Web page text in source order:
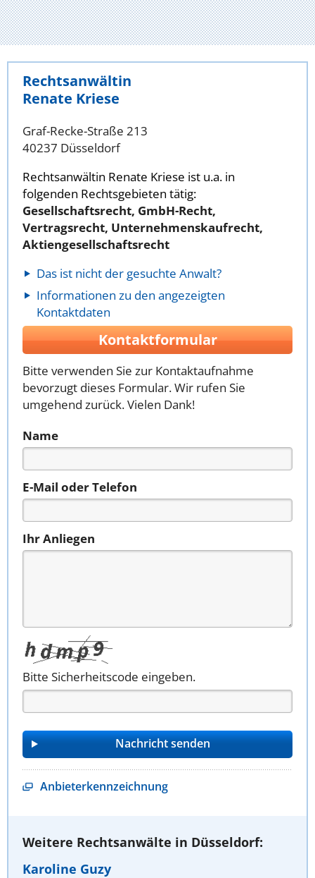
Rechtsanwältin
Renate Kriese
Graf-Recke-Straße 213
40237 Düsseldorf
Rechtsanwältin Renate Kriese ist u.a. in
folgenden Rechtsgebieten tätig:
Gesellschaftsrecht, GmbH-Recht,
Vertragsrecht, Unternehmenskaufrecht,
Aktiengesellschaftsrecht
Das ist nicht der gesuchte Anwalt?
Informationen zu den angezeigten
Kontaktdaten
Kontaktformular
Bitte verwenden Sie zur Kontaktaufnahme
bevorzugt dieses Formular. Wir rufen Sie
umgehend zurück. Vielen Dank!
Name
E-Mail oder Telefon
Ihr Anliegen
Bitte Sicherheitscode eingeben.
Anbieterkennzeichnung
Weitere Rechtsanwälte in Düsseldorf:
Karoline Guzy